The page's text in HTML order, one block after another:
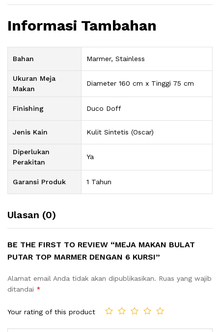
Informasi Tambahan
Bahan Marmer, Stainless
Ukuran Meja
Makan
Diameter 160 cm x Tinggi 75 cm
Finishing Duco Doff
Jenis Kain Kulit Sintetis (Oscar)
Diperlukan
Perakitan
Ya
Garansi Produk 1 Tahun
Ulasan (0)
BE THE FIRST TO REVIEW “MEJA MAKAN BULAT
PUTAR TOP MARMER DENGAN 6 KURSI”
Alamat email Anda tidak akan dipublikasikan. Ruas yang wajib
ditandai *
Your rating of this product